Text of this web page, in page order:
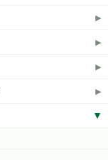
▶
▶
▶
▶
▶